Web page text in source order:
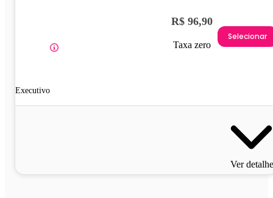
Executivo
R$ 96,90
Taxa zero
Selecionar
Ver